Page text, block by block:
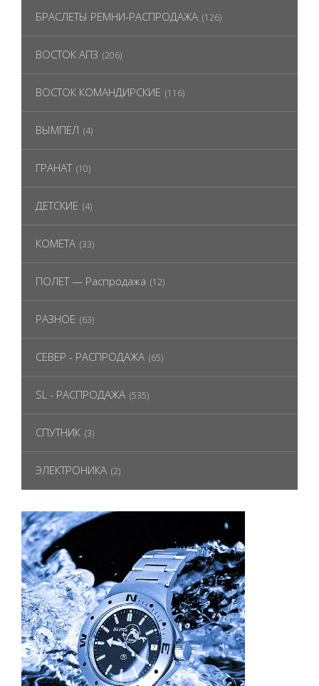
БРАСЛЕТЫ РЕМНИ-РАСПРОДАЖА (126)
ВОСТОК АПЗ (206)
ВОСТОК КОМАНДИРСКИЕ (116)
ВЫМПЕЛ (4)
ГРАНАТ (10)
ДЕТСКИЕ (4)
КОМЕТА (33)
ПОЛЕТ — Распродажа (12)
РАЗНОЕ (63)
СЕВЕР - РАСПРОДАЖА (65)
SL - РАСПРОДАЖА (535)
СПУТНИК (3)
ЭЛЕКТРОНИКА (2)